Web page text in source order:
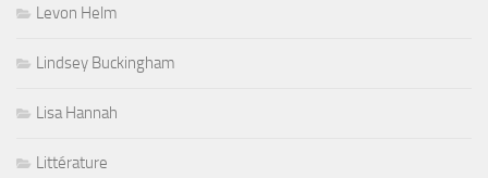
Levon Helm
Lindsey Buckingham
Lisa Hannah
Littérature